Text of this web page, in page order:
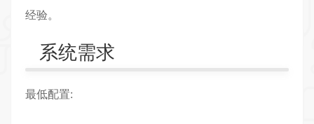
经验。
系统需求
最低配置: